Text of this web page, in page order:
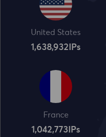
United States
1,638,932 IPs
France
1,042,773 IPs